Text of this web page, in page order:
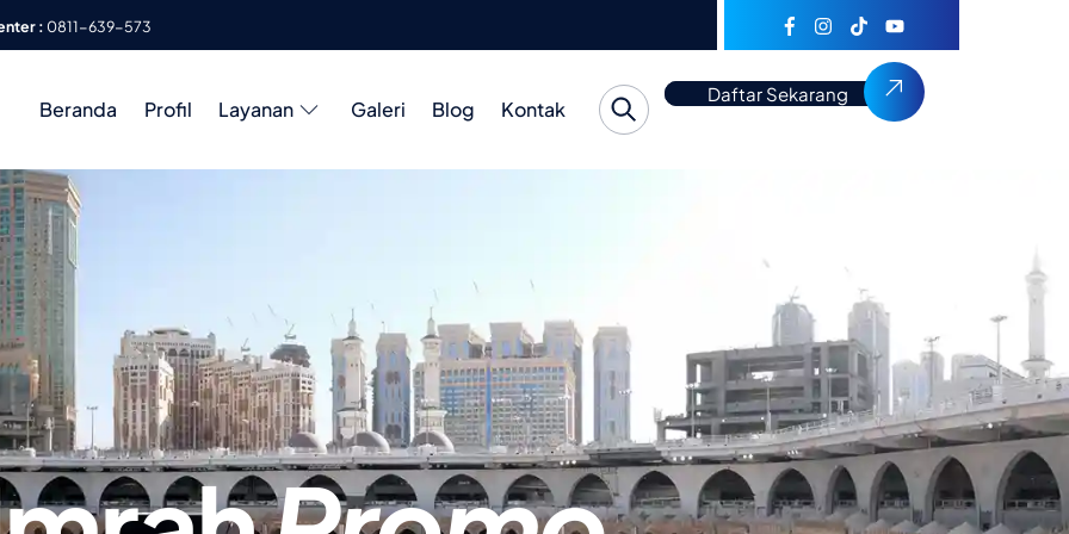
: 0811-639-573
Search
Beranda Profil Layanan Galeri Blog Kontak
Daftar Sekarang